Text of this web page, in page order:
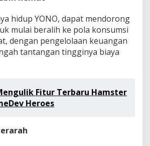
hidup YONO, dapat mendorong
mulai beralih ke pola konsumsi
dengan pengelolaan keuangan
tantangan tingginya biaya
Fitur Terbaru Hamster
Heroes